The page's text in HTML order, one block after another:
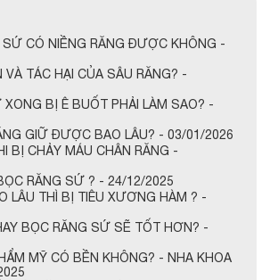
CÓ NIỀNG RĂNG ĐƯỢC KHÔNG -
VÀ TÁC HẠI CỦA SÂU RĂNG? -
XONG BỊ Ê BUỐT PHẢI LÀM SAO? -
GIỮ ĐƯỢC BAO LÂU? - 03/01/2026
BỊ CHẢY MÁU CHÂN RĂNG -
RĂNG SỨ ? - 24/12/2025
LÂU THÌ BỊ TIÊU XƯƠNG HÀM ? -
BỌC RĂNG SỨ SẼ TỐT HƠN? -
MỸ CÓ BỀN KHÔNG? - NHA KHOA